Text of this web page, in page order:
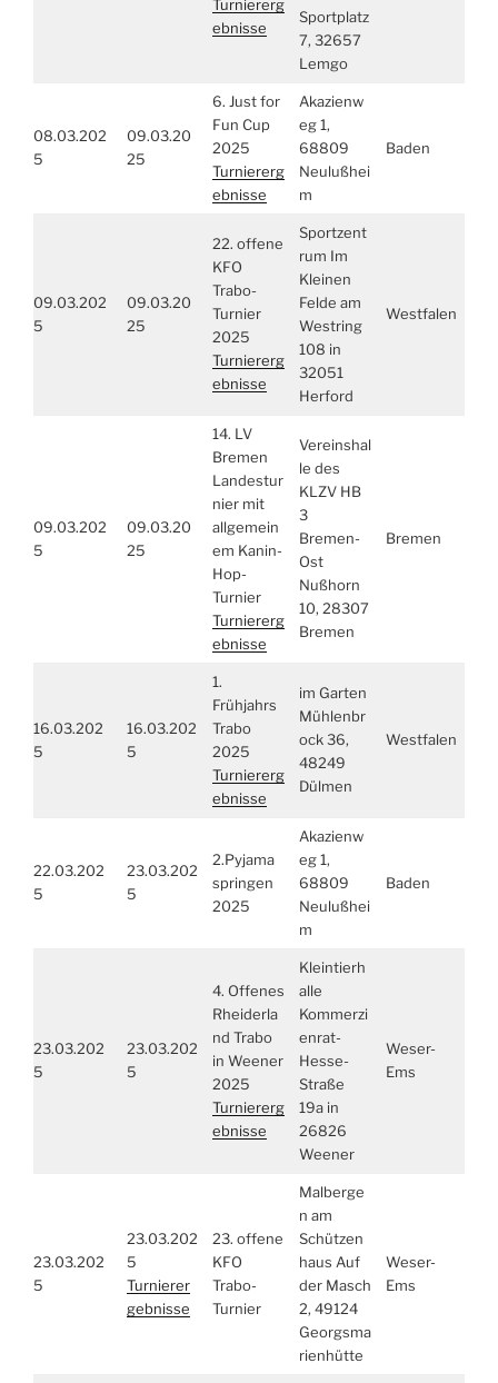
Turniererg
ebnisse
Sportplatz
7, 32657
Lemgo
08.03.202
5
09.03.20
25
6. Just for
Fun Cup
2025
Turniererg
ebnisse
Akazienw
eg 1,
68809
Neulußhei
m
Baden
09.03.202
5
09.03.20
25
22. offene
KFO
Trabo-
Turnier
2025
Turniererg
ebnisse
Sportzent
rum Im
Kleinen
Felde am
Westring
108 in
32051
Herford
Westfalen
09.03.202
5
09.03.20
25
14. LV
Bremen
Landestur
nier mit
allgemein
em Kanin-
Hop-
Turnier
Turniererg
ebnisse
Vereinshal
le des
KLZV HB
3
Bremen-
Ost
Nußhorn
10, 28307
Bremen
Bremen
16.03.202
5
16.03.202
5
1.
Frühjahrs
Trabo
2025
Turniererg
ebnisse
im Garten
Mühlenbr
ock 36,
48249
Dülmen
Westfalen
22.03.202
5
23.03.202
5
2.Pyjama
springen
2025
Akazienw
eg 1,
68809
Neulußhei
m
Baden
23.03.202
5
23.03.202
5
4. Offenes
Rheiderla
nd Trabo
in Weener
2025
Turniererg
ebnisse
Kleintierh
alle
Kommerzi
enrat-
Hesse-
Straße
19a in
26826
Weener
Weser-
Ems
23.03.202
5
23.03.202
5
Turnierer
gebnisse
23. offene
KFO
Trabo-
Turnier
Malberge
n am
Schützen
haus Auf
der Masch
2, 49124
Georgsma
rienhütte
Weser-
Ems